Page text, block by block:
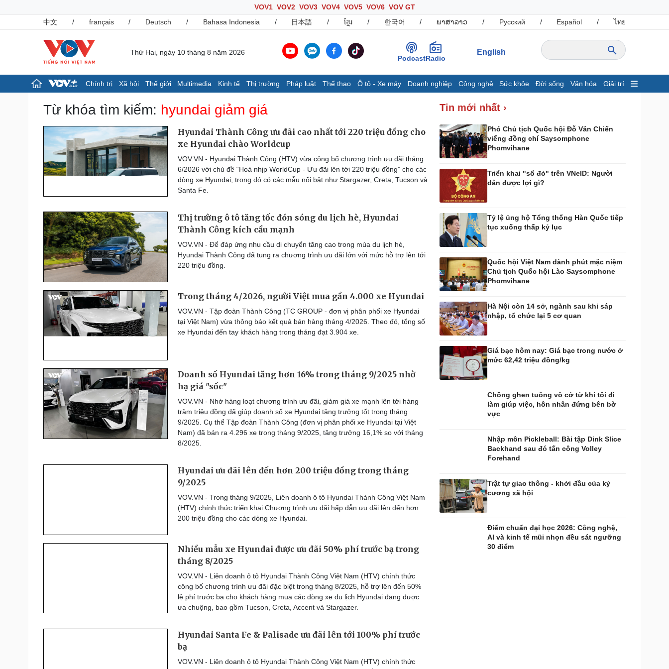
VOV1 VOV2 VOV3 VOV4 VOV5 VOV6 VOV GT
中文
/ français / Deutsch / Bahasa Indonesia / 日本語 / ខ្មែរ / 한국어 / ພາສາລາວ / Русский / Español / ไทย
Thứ Hai, ngày 10 tháng 8 năm 2026
PodcastRadio
English
Chính trị Xã hội Thế giới Multimedia Kinh tế Thị trường Pháp luật Thể thao Ô tô - Xe máy Doanh nghiệp Công nghệ Sức khỏe Đời sống Văn hóa Giải trí
Chính trị
Tổ chức nhân sự
Quốc hội
Nhận diện sự thật
Xã hội
Giáo dục
Dự báo thời tiết
Dấu ấn VOV
Việc làm
Biển đảo
Thế giới
Quan sát
Cuộc sống đó đây
Video
E-Magazine
Kinh tế
Khởi nghiệp
Tiêu dùng
Tỷ giá
Tin nóng
Tư vấn luật
Bóng đá quốc tế
Bóng đá Việt Nam
Thế giới thể thao
Lịch thi đấu bóng đá
eSports
Hậu trường
Tư vấn
Doanh nhân
Công nghệ
Sành điệu
Trải nghiệm
Chuyển đổi số
Sức khỏe
Sản phụ khoa
Nhi khoa
Phòng mạch online
Ăn sạch sống khỏe
Đời sống
Nhà đẹp
Tình yêu - Gia đình
Blog
Văn hóa
Sân khấu - Điện ảnh
Văn học
Âm nhạc
Di sản
Nghệ sĩ
Thời trang
Sao Việt
Du lịch
Săn Tour
check-in
Quân sự - Quốc phòng
Vũ khí
Việt Nam
Phân tích
Từ khóa tìm kiếm: hyundai giảm giá
Hyundai Thành Công ưu đãi cao nhất tới 220 triệu đồng cho
xe Hyundai chào Worldcup
VOV.VN - Hyundai Thành Công (HTV) vừa công bố chương trình ưu đãi tháng
6/2026 với chủ đề “Hoà nhịp WorldCup - Ưu đãi lên tới 220 triệu đồng” cho các
dòng xe Hyundai, trong đó có các mẫu nổi bật như Stargazer, Creta, Tucson và
Santa Fe.
Thị trường ô tô tăng tốc đón sóng du lịch hè, Hyundai
Thành Công kích cầu mạnh
VOV.VN - Để đáp ứng nhu cầu di chuyển tăng cao trong mùa du lịch hè,
Hyundai Thành Công đã tung ra chương trình ưu đãi lớn với mức hỗ trợ lên tới
220 triệu đồng.
Trong tháng 4/2026, người Việt mua gần 4.000 xe Hyundai
VOV.VN - Tập đoàn Thành Công (TC GROUP - đơn vị phân phối xe Hyundai
tại Việt Nam) vừa thông báo kết quả bán hàng tháng 4/2026. Theo đó, tổng số
xe Hyundai đến tay khách hàng trong tháng đạt 3.904 xe.
Doanh số Hyundai tăng hơn 16% trong tháng 9/2025 nhờ
hạ giá "sốc"
VOV.VN - Nhờ hàng loạt chương trình ưu đãi, giảm giá xe mạnh lên tới hàng
trăm triệu đồng đã giúp doanh số xe Hyundai tăng trưởng tốt trong tháng
9/2025. Cụ thể Tập đoàn Thành Công (đơn vị phân phối xe Hyundai tại Việt
Nam) đã bán ra 4.296 xe trong tháng 9/2025, tăng trưởng 16,1% so với tháng
8/2025.
Hyundai ưu đãi lên đến hơn 200 triệu đồng trong tháng
9/2025
VOV.VN - Trong tháng 9/2025, Liên doanh ô tô Hyundai Thành Công Việt Nam
(HTV) chính thức triển khai Chương trình ưu đãi hấp dẫn ưu đãi lên đến hơn
200 triệu đồng cho các dòng xe Hyundai.
Nhiều mẫu xe Hyundai được ưu đãi 50% phí trước bạ trong
tháng 8/2025
VOV.VN - Liên doanh ô tô Hyundai Thành Công Việt Nam (HTV) chính thức
công bố chương trình ưu đãi đặc biệt trong tháng 8/2025, hỗ trợ lên đến 50%
lệ phí trước bạ cho khách hàng mua các dòng xe du lịch Hyundai đang được
ưa chuộng, bao gồm Tucson, Creta, Accent và Stargazer.
Hyundai Santa Fe & Palisade ưu đãi lên tới 100% phí trước
bạ
VOV.VN - Liên doanh ô tô Hyundai Thành Công Việt Nam (HTV) chính thức
Tin mới nhất ›
Phó Chủ tịch Quốc hội Đỗ Văn Chiến
viếng đồng chí Saysomphone
Phomvihane
Triển khai "sổ đỏ" trên VNeID: Người
dân được lợi gì?
Tỷ lệ ủng hộ Tổng thống Hàn Quốc tiếp
tục xuống thấp kỷ lục
Quốc hội Việt Nam dành phút mặc niệm
Chủ tịch Quốc hội Lào Saysomphone
Phomvihane
Hà Nội còn 14 sở, ngành sau khi sáp
nhập, tổ chức lại 5 cơ quan
Giá bạc hôm nay: Giá bạc trong nước ở
mức 62,42 triệu đồng/kg
Chồng ghen tuông vô cớ từ khi tôi đi
làm giúp việc, hôn nhân đứng bên bờ
vực
Nhập môn Pickleball: Bài tập Dink Slice
Backhand sau đó tấn công Volley
Forehand
Trật tự giao thông - khởi đầu của kỷ
cương xã hội
Điểm chuẩn đại học 2026: Công nghệ,
AI và kinh tế mũi nhọn đều sát ngưỡng
30 điểm